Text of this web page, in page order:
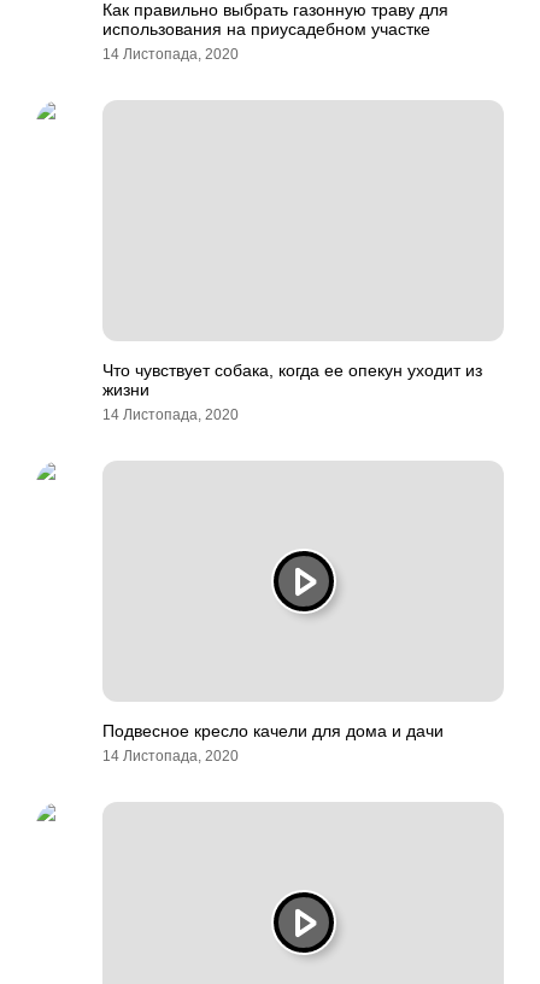
Как правильно выбрать газонную траву для
использования на приусадебном участке
14 Листопада, 2020
Что чувствует собака, когда ее опекун уходит из
жизни
14 Листопада, 2020
Подвесное кресло качели для дома и дачи
14 Листопада, 2020